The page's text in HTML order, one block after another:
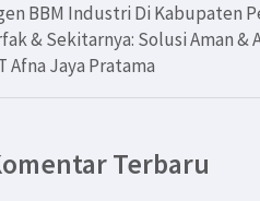
BBM Industri Di Kabupaten
& Sekitarnya: Solusi Aman &
Afna Jaya Pratama
Terbaru